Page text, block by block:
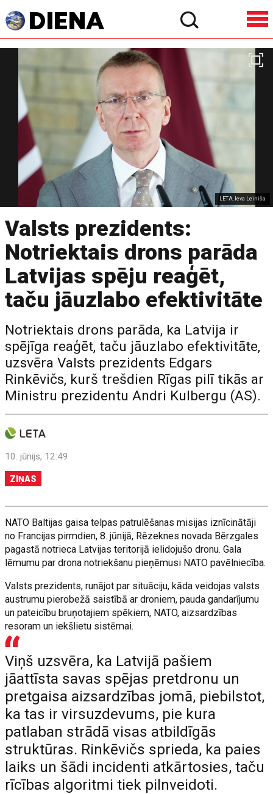
LETA, Ieva Leiniša
Valsts prezidents:
Notriektais drons parāda
Latvijas spēju reaģēt,
taču jāuzlabo efektivitāte
Notriektais drons parāda, ka Latvija ir
spējīga reaģēt, taču jāuzlabo efektivitāte,
uzsvēra Valsts prezidents Edgars
Rinkēvičs, kurš trešdien Rīgas pilī tikās ar
Ministru prezidentu Andri Kulbergu (AS).
10. jūnijs, 12:49
ZIŅAS
NATO Baltijas gaisa telpas patrulēšanas misijas iznīcinātāji
no Francijas pirmdien, 8. jūnijā, Rēzeknes novada Bērzgales
pagastā notrieca Latvijas teritorijā ielidojušo dronu. Gala
lēmumu par drona notriekšanu pieņēmusi NATO pavēlniecība.
Valsts prezidents, runājot par situāciju, kāda veidojas valsts
austrumu pierobežā saistībā ar droniem, pauda gandarījumu
un pateicību bruņotajiem spēkiem, NATO, aizsardzības
resoram un iekšlietu sistēmai.
Viņš uzsvēra, ka Latvijā pašiem
jāattīsta savas spējas pretdronu un
pretgaisa aizsardzības jomā, piebilstot,
ka tas ir virsuzdevums, pie kura
patlaban strādā visas atbildīgās
struktūras. Rinkēvičs sprieda, ka paies
laiks un šādi incidenti atkārtosies, taču
rīcības algoritmi tiek pilnveidoti.